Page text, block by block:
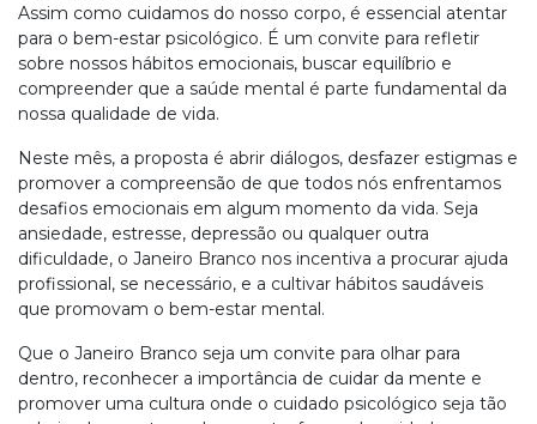
Assim como cuidamos do nosso corpo, é essencial atentar
para o bem-estar psicológico. É um convite para refletir
sobre nossos hábitos emocionais, buscar equilíbrio e
compreender que a saúde mental é parte fundamental da
nossa qualidade de vida.
Neste mês, a proposta é abrir diálogos, desfazer estigmas e
promover a compreensão de que todos nós enfrentamos
desafios emocionais em algum momento da vida. Seja
ansiedade, estresse, depressão ou qualquer outra
dificuldade, o Janeiro Branco nos incentiva a procurar ajuda
profissional, se necessário, e a cultivar hábitos saudáveis
que promovam o bem-estar mental.
Que o Janeiro Branco seja um convite para olhar para
dentro, reconhecer a importância de cuidar da mente e
promover uma cultura onde o cuidado psicológico seja tão